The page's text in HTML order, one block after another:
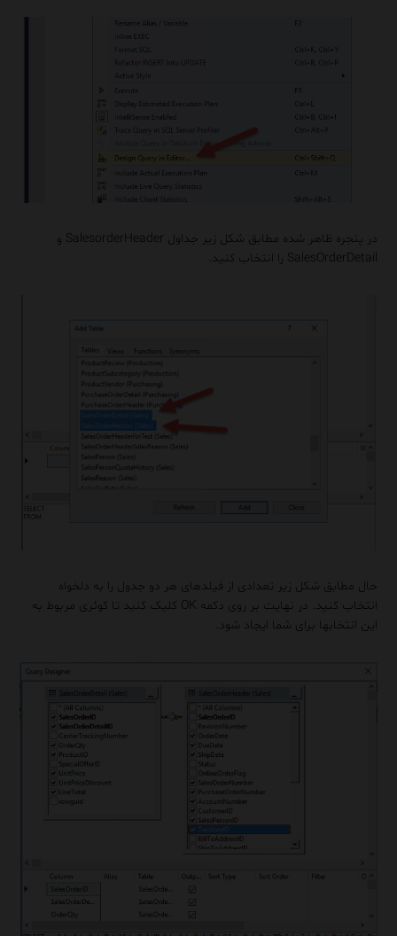
در پنجره ظاهر شده مطابق شکل زیر جداول SalesorderHeader و
SalesOrderDetail را انتخاب کنید.
حال مطابق شکل زیر تعدادی از فیلدهای هر دو جدول را به دلخواه
انتخاب کنید. در نهایت بر روی دکمه OK کلیک کنید تا کوئری مربوط به
این انتخابها برای شما ایجاد شود.